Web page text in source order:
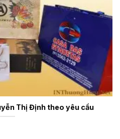
Thị Định theo yêu cầu